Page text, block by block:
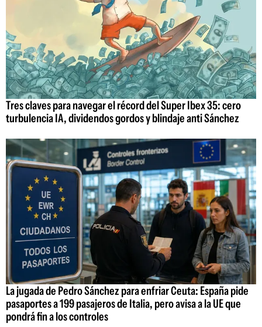
Tres claves para navegar el récord del Super Ibex 35: cero
turbulencia IA, dividendos gordos y blindaje anti Sánchez
La jugada de Pedro Sánchez para enfriar Ceuta: España pide
pasaportes a 199 pasajeros de Italia, pero avisa a la UE que
pondrá fin a los controles